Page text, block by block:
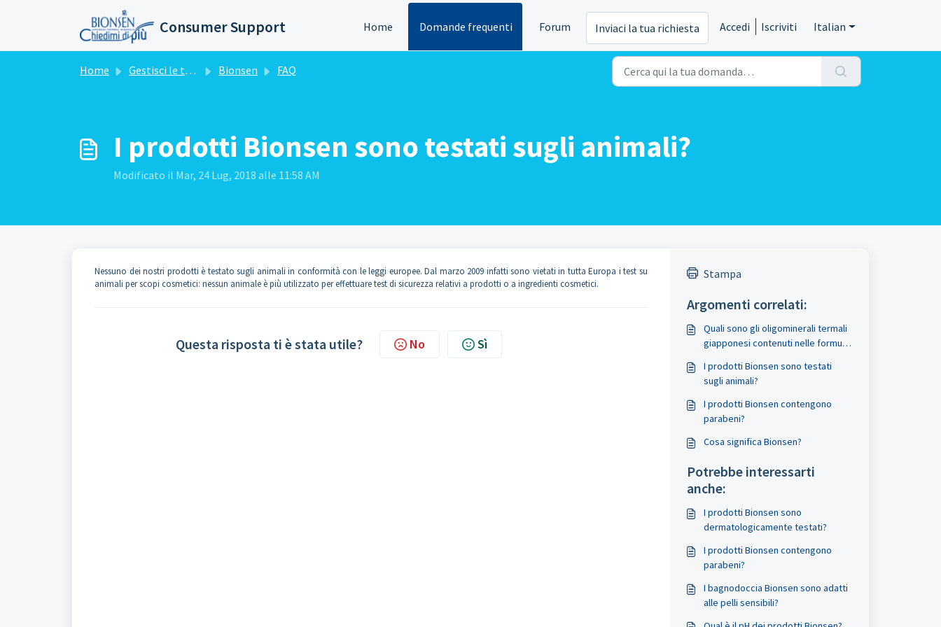
Salta al contenuto principale
Consumer Support Home Domande frequenti Forum Inviaci la tua richiesta Accedi Iscriviti Italian
Home Gestisci le tue richieste Bionsen FAQ
I prodotti Bionsen sono testati sugli animali?
Modificato il Mar, 24 Lug, 2018 alle 11:58 AM
Nessuno dei nostri prodotti è testato sugli animali in conformità con le leggi europee. Dal marzo 2009 infatti sono vietati in tutta Europa i test su
animali per scopi cosmetici: nessun animale è più utilizzato per effettuare test di sicurezza relativi a prodotti o a ingredienti cosmetici.
Questa risposta ti è stata utile? No Sì
Stampa
Argomenti correlati:
Quali sono gli oligominerali termali
giapponesi contenuti nelle formule
I prodotti Bionsen sono testati
sugli animali?
I prodotti Bionsen contengono
parabeni?
Cosa significa Bionsen?
Potrebbe interessarti
anche:
I prodotti Bionsen sono
dermatologicamente testati?
I prodotti Bionsen contengono
parabeni?
I bagnodoccia Bionsen sono adatti
alle pelli sensibili?